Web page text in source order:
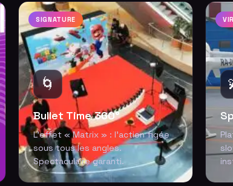
SIGNATURE
🌀
Bullet Time 360°
L'effet « Matrix » : l'action figée
sous tous les angles.
Spectaculaire garanti.